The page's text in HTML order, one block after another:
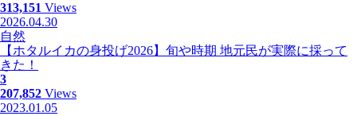
313,151 Views
2026.04.30
自然
【ホタルイカの身投げ2026】旬や時期 地元民が実際に採って
きた！
3
207,852 Views
2023.01.05